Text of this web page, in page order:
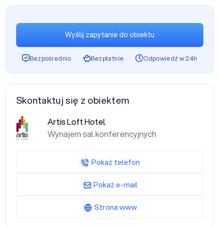
Wyślij zapytanie do obiektu
Bezpośrednio Bezpłatnie Odpowiedź w 24h
Skontaktuj się z obiektem
Artis Loft Hotel
Wynajem sal konferencyjnych
Pokaż telefon
Pokaż e-mail
Strona www